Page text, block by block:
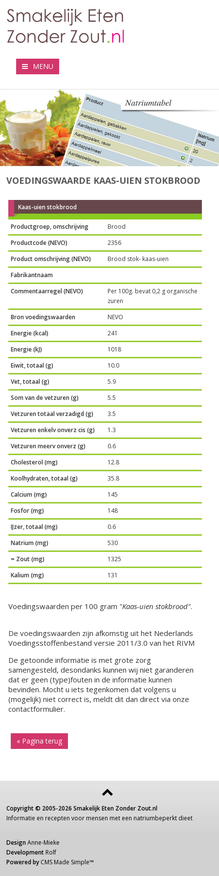
MENU
VOEDINGSWAARDE KAAS-UIEN STOKBROOD
Kaas-uien stokbrood
Productgroep, omschrijving
Brood
Productcode (NEVO)
2356
Product omschrijving (NEVO)
Brood stok- kaas-uien
Fabrikantnaam
Commentaarregel (NEVO)
Per 100g. bevat 0,2 g organische
zuren
Bron voedingswaarden
NEVO
Energie (kcal)
241
Energie (kJ)
1018
Eiwit, totaal (g)
10.0
Vet, totaal (g)
5.9
Som van de vetzuren (g)
5.5
Vetzuren totaal verzadigd (g)
3.5
Vetzuren enkelv onverz cis (g)
1.3
Vetzuren meerv onverz (g)
0.6
Cholesterol (mg)
12.8
Koolhydraten, totaal (g)
35.8
Calcium (mg)
145
Fosfor (mg)
148
IJzer, totaal (mg)
0.6
Natrium (mg)
530
= Zout (mg)
1325
Kalium (mg)
131
Voedingswaarden per 100 gram "Kaas-uien stokbrood".
De voedingswaarden zijn afkomstig uit het Nederlands
Voedingsstoffenbestand versie 2011/3.0 van het RIVM
De getoonde informatie is met grote zorg
samengesteld, desondanks kunnen wij niet garanderen
dat er geen (type)fouten in de informatie kunnen
bevinden. Mocht u iets tegenkomen dat volgens u
(mogelijk) niet correct is, meldt dit dan direct via onze
contactformulier.
« Pagina terug
Copyright © 2005-2026 Smakelijk Eten Zonder Zout.nl
Informatie en recepten voor mensen met een natriumbeperkt dieet
Design Anne-Mieke
Development Rolf
Powered by CMS Made Simple™